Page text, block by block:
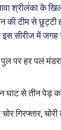
श्रीलंका के
टीम से छुट्टी
इस सीरीज में
पर हर पल
घाट से तीन पेड़
गिरफ्तार,